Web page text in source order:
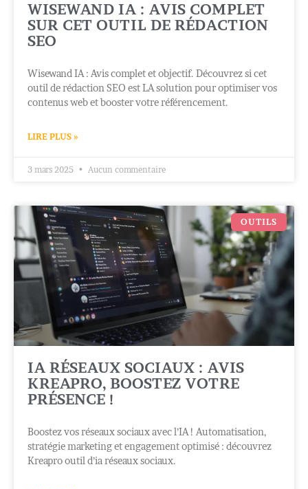
WISEWAND IA : AVIS COMPLET
SUR CET OUTIL DE RÉDACTION
SEO
Wisewand IA : Avis complet et objectif. Découvrez si cet
outil de rédaction SEO est LA solution pour optimiser vos
contenus web et booster votre référencement.
LIRE PLUS »
3 mars 2025 Aucun commentaire
OUTILS
IA RÉSEAUX SOCIAUX : AVIS
KREAPRO, BOOSTEZ VOTRE
PRÉSENCE !
Boostez vos réseaux sociaux avec l’IA ! Automatisation,
stratégie marketing et engagement optimisé : découvrez
Kreapro outil d’ia réseaux sociaux.